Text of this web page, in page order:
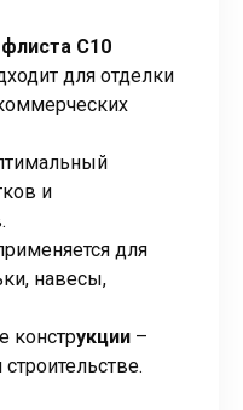
С10
для отделки
и
для
навесы,
конструкции –